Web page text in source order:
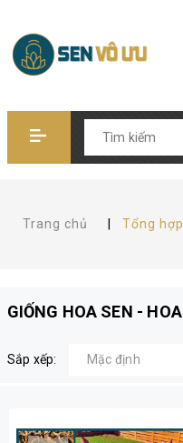
Trang chủ Tổng
GIỐNG HOA SEN -
Sắp xếp: